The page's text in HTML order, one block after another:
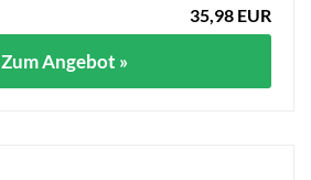
35,98 EUR
Zum Angebot »